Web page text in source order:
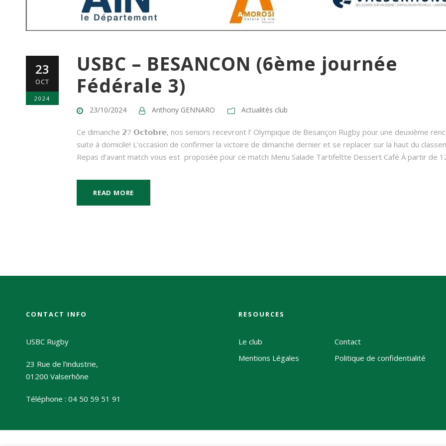
23
OCT
2024
USBC – BESANCON (6ème journée
Fédérale 3)
23/10/2024 Anthony GENNARO Actualités club
Ce dimanche 𝟮7 𝗢𝗰𝘁𝗼𝗯𝗿𝗲, nos seniors recevront l’ Olympique de Besançon Rugby pour une deuxième
suite à domicile! L’occasion de confirmer la victoire de dimanche dernier et se replacer sur la haut du
Repas d’avant match vous est proposée pour ce match Menu Salade Tartifeltte Dessert Café À partir de
READ MORE
CONTACT INFO
USBC Rugby
23 Rue de l’industrie,
01200 Valserhône
Téléphone : 04 50 59 51 91
RESOURCES
Le club
Contact
Mentions Légales
Politique de confidentialité